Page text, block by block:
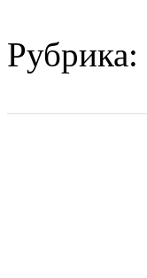
Рубрика: